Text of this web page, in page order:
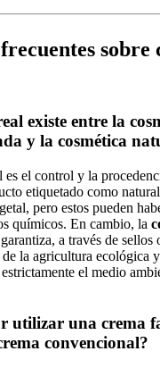
sobre
existe entre la
y la cosmética
el control y la
etiquetado como
pero estos pueden
químicos. En cambio, la
garantiza, a través de sellos
la agricultura ecológica
el medio
utilizar una crema
convencional?